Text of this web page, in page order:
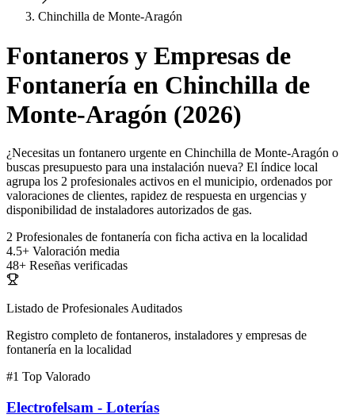
Chinchilla de Monte-Aragón
Fontaneros y Empresas de
Fontanería en Chinchilla de
Monte-Aragón (2026)
¿Necesitas un fontanero urgente en Chinchilla de Monte-Aragón o
buscas presupuesto para una instalación nueva? El índice local
agrupa los 2 profesionales activos en el municipio, ordenados por
valoraciones de clientes, rapidez de respuesta en urgencias y
disponibilidad de instaladores autorizados de gas.
2 Profesionales de fontanería con ficha activa en la localidad
4.5+ Valoración media
48+ Reseñas verificadas
Listado de Profesionales Auditados
Registro completo de fontaneros, instaladores y empresas de
fontanería en la localidad
#1 Top Valorado
Electrofelsam - Loterías